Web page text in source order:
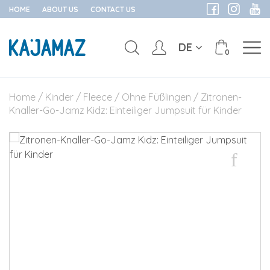
content
HOME ABOUT US CONTACT US
0
DE
Home / Kinder / Fleece / Ohne Füßlingen / Zitronen-
Knaller-Go-Jamz Kidz: Einteiliger Jumpsuit für Kinder